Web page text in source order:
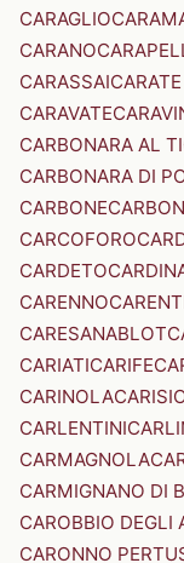
CARAGLIO
CARANO
CARASSAI
CARAVATE
CARBONARA AL
CARBONARA DI
CARBONE
CARCOFORO
CARDETO
CARENNO
CARESANABLOT
CARIATICARIFE
CARINOLA
CARLENTINI
CARMAGNOLA
CARMIGNANO DI
CAROBBIO DEGLI
CARONNO